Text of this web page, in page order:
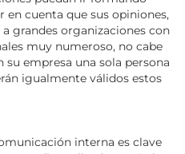
en cuenta que sus opiniones,
grandes organizaciones con
muy numeroso, no cabe
su empresa una sola persona
igualmente válidos estos
interna es clave